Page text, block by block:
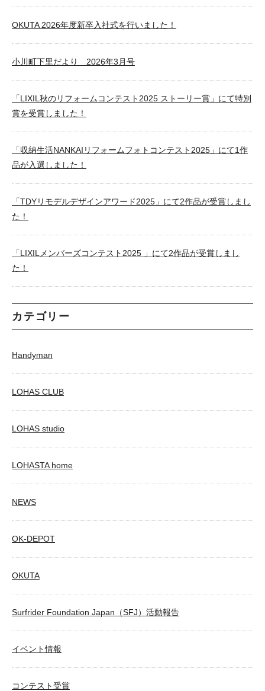
OKUTA 2026年度新卒入社式を行いました！
小川町下里だより 2026年3月号
「LIXIL秋のリフォームコンテスト2025 ストーリー賞」にて特別
賞を受賞しました！
「収納生活NANKAIリフォームフォトコンテスト2025」にて1作
品が入選しました！
「TDYリモデルデザインアワード2025」にて2作品が受賞しまし
た！
「LIXILメンバーズコンテスト2025 」にて2作品が受賞しまし
た！
カテゴリー
Handyman
LOHAS CLUB
LOHAS studio
LOHASTA home
NEWS
OK-DEPOT
OKUTA
Surfrider Foundation Japan（SFJ）活動報告
イベント情報
コンテスト受賞